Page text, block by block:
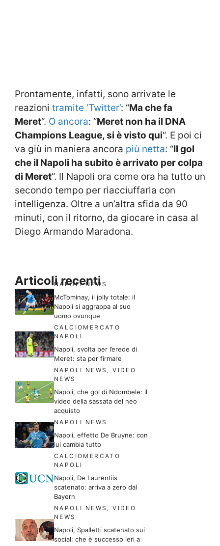
Prontamente, infatti, sono arrivate le
reazioni tramite ‘Twitter’: “Ma che fa
Meret“. O ancora: “Meret non ha il DNA
Champions League, si è visto qui“. E poi ci
va giù in maniera ancora più netta: “Il gol
che il Napoli ha subito è arrivato per colpa
di Meret“. Il Napoli ora come ora ha tutto un
secondo tempo per riacciuffarla con
intelligenza. Oltre a un’altra sfida da 90
minuti, con il ritorno, da giocare in casa al
Diego Armando Maradona.
Articoli recenti
NAPOLI NEWS
McTominay, il jolly totale: il
Napoli si aggrappa al suo
uomo ovunque
CALCIOMERCATO
NAPOLI
Napoli, svolta per l’erede di
Meret: sta per firmare
NAPOLI NEWS ,VIDEO
NEWS
Napoli, che gol di Ndombele: il
video della sassata del neo
acquisto
NAPOLI NEWS
Napoli, effetto De Bruyne: con
lui cambia tutto
CALCIOMERCATO
NAPOLI
Napoli, De Laurentiis
scatenato: arriva a zero dal
Bayern
NAPOLI NEWS ,VIDEO
NEWS
Napoli, Spalletti scatenato sui
social: che è successo ieri a